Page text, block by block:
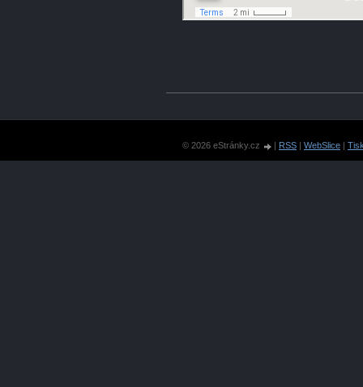
© 2026 eStránky.cz | RSS | WebSlice |